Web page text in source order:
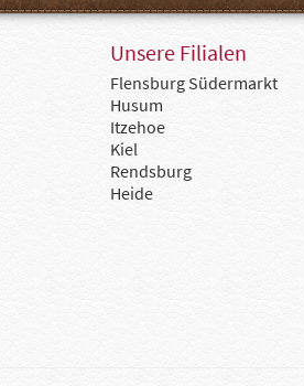
Unsere Filialen
Flensburg Südermarkt
Husum
Itzehoe
Kiel
Rendsburg
Heide